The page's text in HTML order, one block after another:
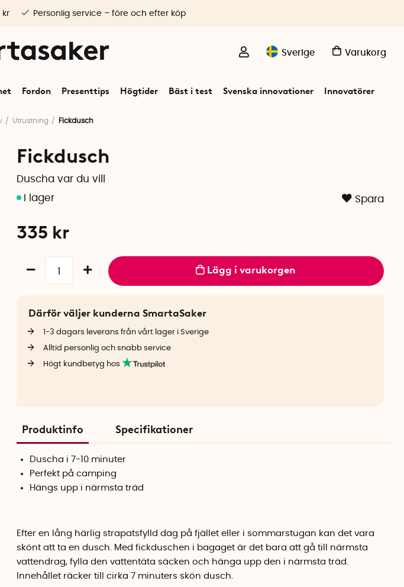
Sverige Varukorg
Fordon Presenttips Högtider Bäst i test Svenska innovationer Innovatörer
kr Personlig service – före och efter köp
Utrustning Fickdusch
Fickdusch
Duscha var du vill
Spara
335 kr
Lägg i varukorgen
Därför väljer kunderna SmartaSaker
1-3 dagars leverans från vårt lager i Sverige
Alltid personlig och snabb service
Högt kundbetyg hos
Produktinfo Specifikationer
Duscha i 7-10 minuter
Perfekt på camping
Hängs upp i närmsta träd
Efter en lång härlig strapatsfylld dag på fjället eller i sommarstugan kan det vara
skönt att ta en dusch. Med fickduschen i bagaget är det bara att gå till närmsta
vattendrag, fylla den vattentäta säcken och hänga upp den i närmsta träd.
Innehållet räcker till cirka 7 minuters skön dusch.